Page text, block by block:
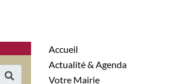
Accueil
Actualité & Agenda
Votre Mairie